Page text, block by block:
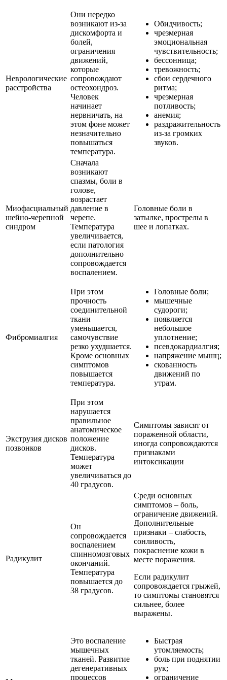
Неврологические
расстройства
Они нередко
возникают из-за
дискомфорта и
болей,
ограничения
движений,
которые
сопровождают
остеохондроз.
Человек
начинает
нервничать, на
этом фоне может
незначительно
повышаться
температура.
Обидчивость;
чрезмерная
эмоциональная
чувствительность;
бессонница;
тревожность;
сбои сердечного
ритма;
чрезмерная
потливость;
анемия;
раздражительность
из-за громких
звуков.
Миофасциальный
шейно-черепной
синдром
Сначала
возникают
спазмы, боли в
голове,
возрастает
давление в
черепе.
Температура
увеличивается,
если патология
дополнительно
сопровождается
воспалением.
Головные боли в
затылке, прострелы в
шее и лопатках.
Фибромиалгия
При этом
прочность
соединительной
ткани
уменьшается,
самочувствие
резко ухудшается.
Кроме основных
симптомов
повышается
температура.
Головные боли;
мышечные
судороги;
появляется
небольшое
уплотнение;
псевдокардиалгия;
напряжение мышц;
скованность
движений по
утрам.
Экструзия дисков
позвонков
При этом
нарушается
правильное
анатомическое
положение
дисков.
Температура
может
увеличиваться до
40 градусов.
Симптомы зависят от
пораженной области,
иногда сопровождаются
признаками
интоксикации
Радикулит
Он
сопровождается
воспалением
спинномозговых
окончаний.
Температура
повышается до
38 градусов.
Среди основных
симптомов – боль,
ограничение движений.
Дополнительные
признаки – слабость,
сонливость,
покраснение кожи в
месте поражения.
Если радикулит
сопровождается грыжей,
то симптомы становятся
сильнее, более
выражены.
Это воспаление
мышечных
тканей. Развитие
дегенеративных
процессов
Быстрая
утомляемость;
боль при поднятии
рук;
ограничение